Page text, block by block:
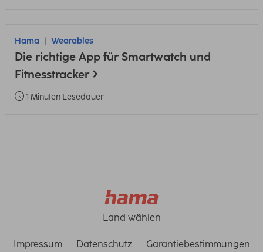
Hama Wearables
Die richtige App für Smartwatch und
Fitnesstracker
1 Minuten Lesedauer
Land wählen
Impressum Datenschutz
Garantiebestimmungen